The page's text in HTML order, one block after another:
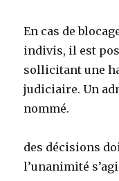
En cas de
indivis, il est
sollicitant une
judiciaire. Un
nommé.
des décisions
l’unanimité